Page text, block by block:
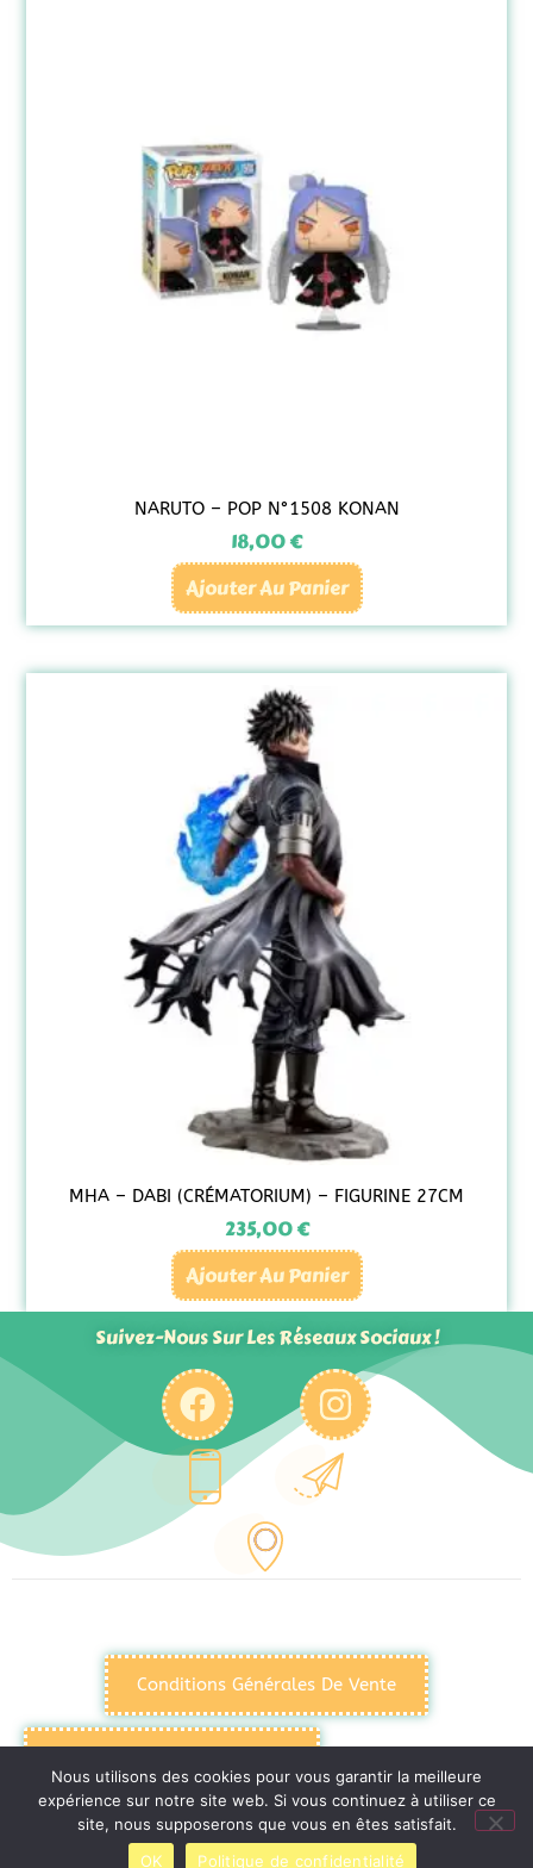
NARUTO – POP N°1508 KONAN
18,00€
Ajouter Au Panier
MHA – DABI (CRÉMATORIUM) – FIGURINE 27CM
235,00€
Ajouter Au Panier
Suivez-Nous Sur Les Réseaux Sociaux !
Conditions Générales De Vente
Mentions Légales
Nous utilisons des cookies pour vous garantir la meilleure
expérience sur notre site web. Si vous continuez à utiliser ce
site, nous supposerons que vous en êtes satisfait.
OK
Politique de confidentialité